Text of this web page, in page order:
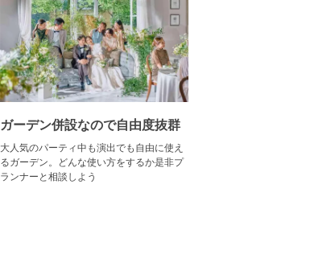
ガーデン併設なので自由度抜群
大人気のパーティ中も演出でも自由に使え
るガーデン。どんな使い方をするか是非プ
ランナーと相談しよう